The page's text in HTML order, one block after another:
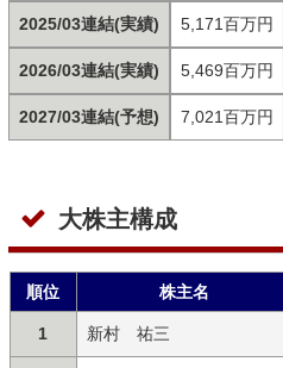
2025/03連結(実績)
2026/03連結(実績)
2027/03連結(予想)
5,171百万円
5,469百万円
7,021百万円
大株主構成
順位 株主名
1 新村 祐三